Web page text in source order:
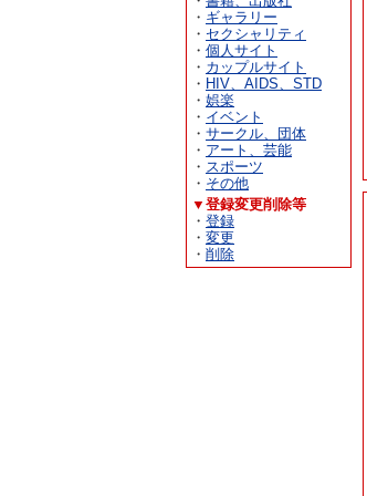
・ ギャラリー
・ セクシャリティ
・ 個人サイト
・ カップルサイト
・ HIV、AIDS、STD
・ 娯楽
・ イベント
・ サークル、団体
・ アート、芸能
・ スポーツ
・ その他
▼登録変更削除等
・ 登録
・ 変更
・ 削除